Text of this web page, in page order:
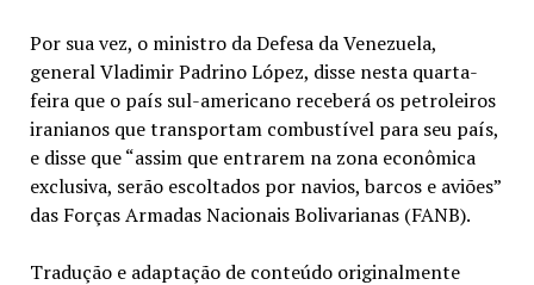
Por sua vez, o ministro da Defesa da Venezuela,
general Vladimir Padrino López, disse nesta quarta-
feira que o país sul-americano receberá os petroleiros
iranianos que transportam combustível para seu país,
e disse que “assim que entrarem na zona econômica
exclusiva, serão escoltados por navios, barcos e aviões”
das Forças Armadas Nacionais Bolivarianas (FANB).
Tradução e adaptação de conteúdo originalmente